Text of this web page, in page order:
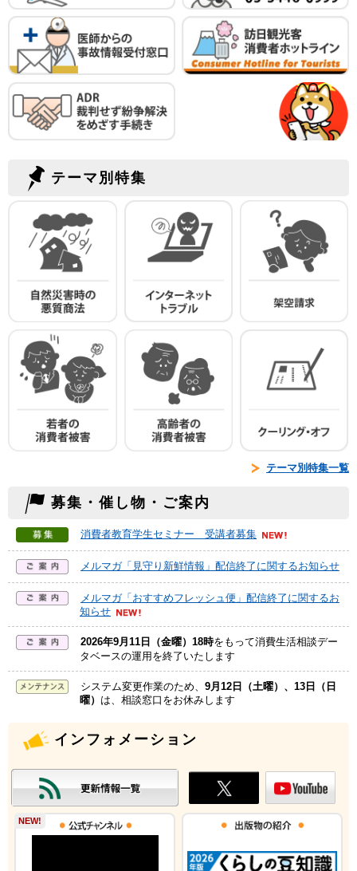
テーマ別特集
テーマ別特集一覧
募集・催し物・ご案内
消費者教育学生セミナー 受講者募集
メルマガ「見守り新鮮情報」配信終了に関するお知らせ
メルマガ「おすすめフレッシュ便」配信終了に関するお
知らせ
2026年9月11日（金曜）18時をもって消費生活相談デー
タベースの運用を終了いたします
システム変更作業のため、 9月12日（土曜）、13日（日
曜） は、相談窓口をお休みします
インフォメーション
NEW!